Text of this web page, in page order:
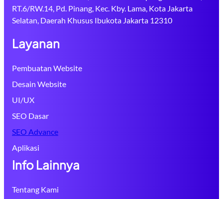
RT.6/RW.14, Pd. Pinang, Kec. Kby. Lama, Kota Jakarta
Selatan, Daerah Khusus Ibukota Jakarta 12310
Layanan
Pembuatan Website
Desain Website
UI/UX
SEO Dasar
SEO Advance
Aplikasi
Info Lainnya
Tentang Kami